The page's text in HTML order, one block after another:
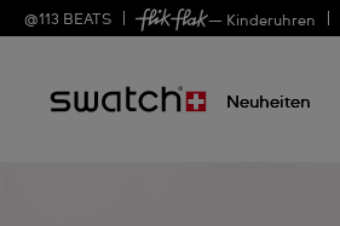
@113 BEATS — Kinderuhren
Neuheiten